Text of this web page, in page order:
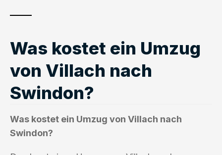
Was kostet ein Umzug
von Villach nach
Swindon?
Was kostet ein Umzug von Villach nach
Swindon?